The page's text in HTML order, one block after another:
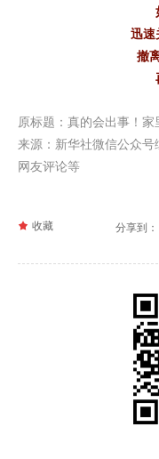
迅速
撤
原标题：真的会出事！
来源：新华社微信公众号
网友评论等
分享到：
끄 收藏